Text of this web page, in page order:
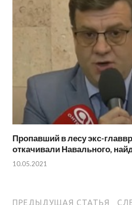
Пропавший в лесу экс-
откачивали Навального,
10.05.2021
ПРЕДЫДУЩАЯ СТАТЬЯ